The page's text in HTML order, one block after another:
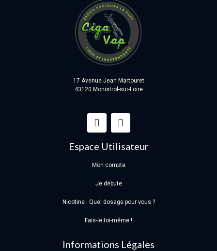
17 Avenue Jean Martouret
43120 Monistrol-sur-Loire
Espace Utilisateur
Mon compte
Je débute
Nicotine : Quel dosage pour vous ?
Fais-le toi-même !
Informations Légales